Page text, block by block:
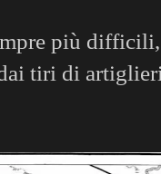
più
tiri di